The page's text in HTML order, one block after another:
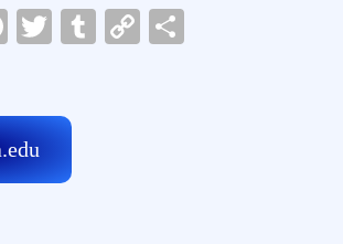
Facebook
TwitterTumblr
Copy